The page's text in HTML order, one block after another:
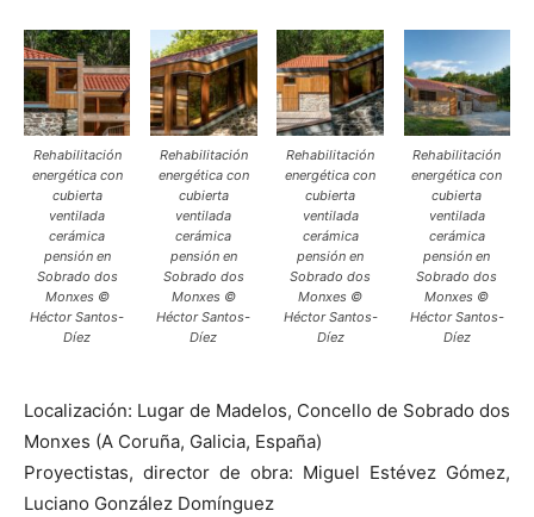
Rehabilitación
energética con
cubierta
ventilada
cerámica
pensión en
Sobrado dos
Monxes ©
Héctor Santos-
Díez
Rehabilitación
energética con
cubierta
ventilada
cerámica
pensión en
Sobrado dos
Monxes ©
Héctor Santos-
Díez
Rehabilitación
energética con
cubierta
ventilada
cerámica
pensión en
Sobrado dos
Monxes ©
Héctor Santos-
Díez
Rehabilitación
energética con
cubierta
ventilada
cerámica
pensión en
Sobrado dos
Monxes ©
Héctor Santos-
Díez
Localización: Lugar de Madelos, Concello de Sobrado dos
Monxes (A Coruña, Galicia, España)
Proyectistas, director de obra: Miguel Estévez Gómez,
Luciano González Domínguez